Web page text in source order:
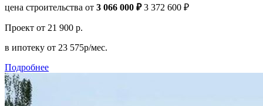
цена строительства от 3 066 000 ₽ 3 372 600 ₽
Проект от 21 900 р.
в ипотеку от 23 575р/мес.
Подробнее